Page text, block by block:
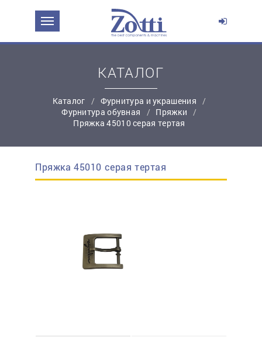
КАТАЛОГ
Каталог
Фурнитура и украшения
Фурнитура обувная
Пряжки
Пряжка 45010 серая тертая
Пряжка 45010 серая тертая
ЗАДАТЬ ВОПРОС О ПРОДУКТЕ
Эл. почта:*
Контактный телефон:*